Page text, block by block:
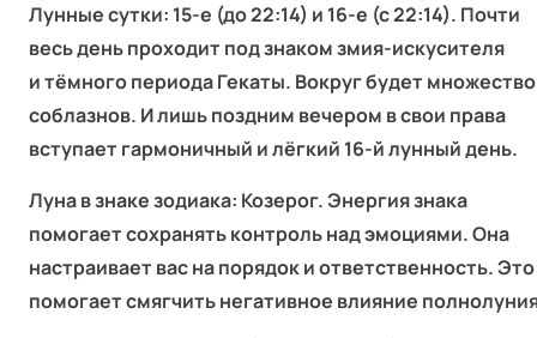
Лунные сутки: 15‑е (до 22:14) и 16‑е (с 22:14). Почти
весь день проходит под знаком змия-искусителя
и тёмного периода Гекаты. Вокруг будет множество
соблазнов. И лишь поздним вечером в свои права
вступает гармоничный и лёгкий 16‑й лунный день.
Луна в знаке зодиака: Козерог. Энергия знака
помогает сохранять контроль над эмоциями. Она
настраивает вас на порядок и ответственность. Это
помогает смягчить негативное влияние